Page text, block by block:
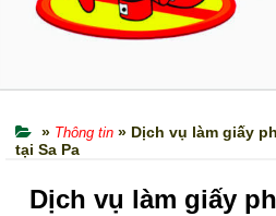
» Thông tin » Dịch vụ làm giấy
tại Sa Pa
Dịch vụ làm giấy